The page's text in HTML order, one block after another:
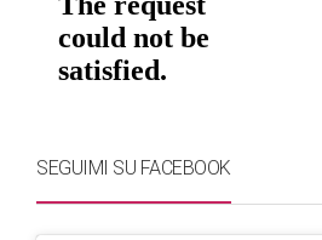
SEGUIMI SU FACEBOOK